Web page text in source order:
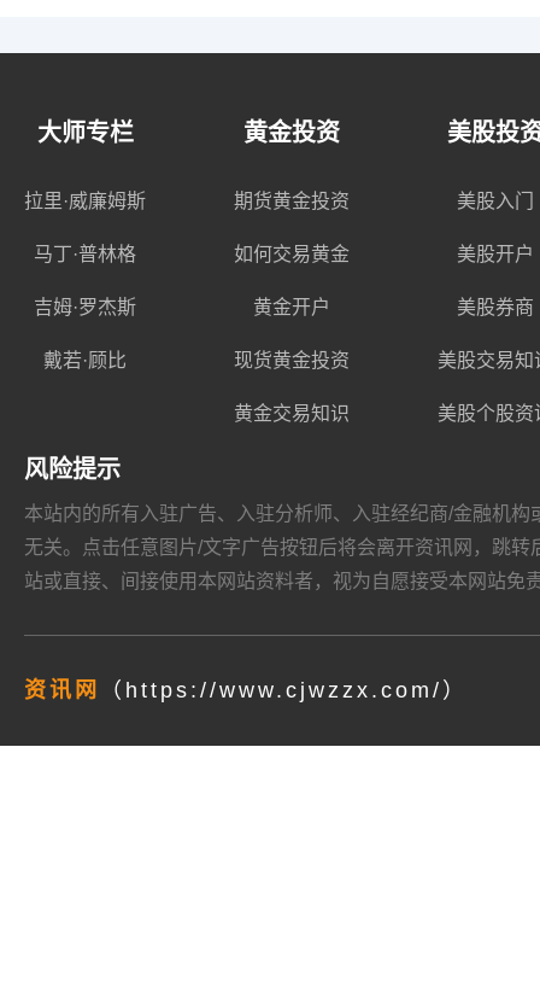
大师专栏
拉里·威廉姆斯
马丁·普林格
吉姆·罗杰斯
戴若·顾比
黄金投资
期货黄金投资
如何交易黄金
黄金开户
现货黄金投资
黄金交易知识
美股投
美股入门
美股开户
美股券商
美股交易知
美股个股资
风险提示
本站内的所有入驻广告、入驻分析师、入驻经纪商/金融机
无关。点击任意图片/文字广告按钮后将会离开资讯网，跳
站或直接、间接使用本网站资料者，视为自愿接受本网站免
资讯网 （https://www.cjwzzx.com/）